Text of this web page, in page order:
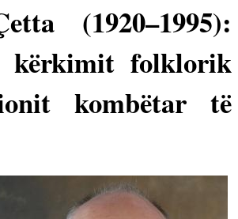
(1920–1995):
kërkimit folklorik
kombëtar të